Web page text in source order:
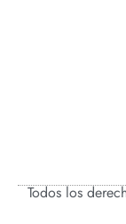
Todos los